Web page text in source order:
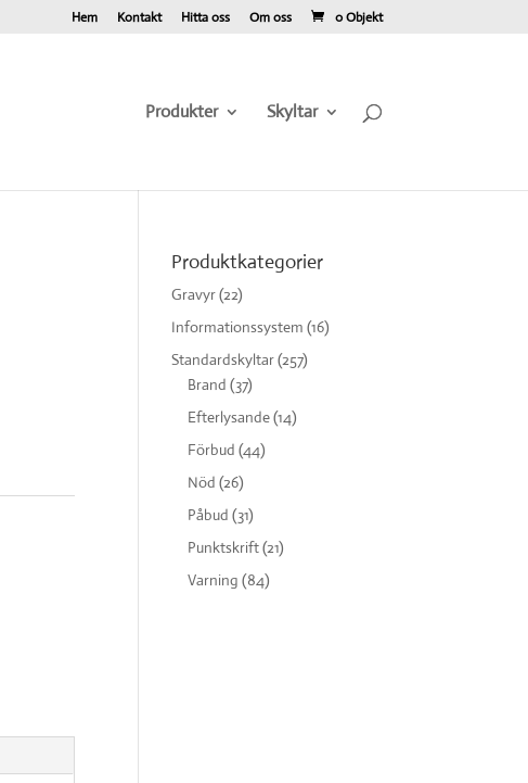
Hem Kontakt Hitta oss Om oss 0 Objekt
Produkter Skyltar
Produktkategorier
Gravyr(22)
Informationssystem (16)
Standardskyltar(257)
Brand (37)
Efterlysande(14)
Förbud (44)
Nöd (26)
Påbud (31)
Punktskrift(21)
Varning (84)